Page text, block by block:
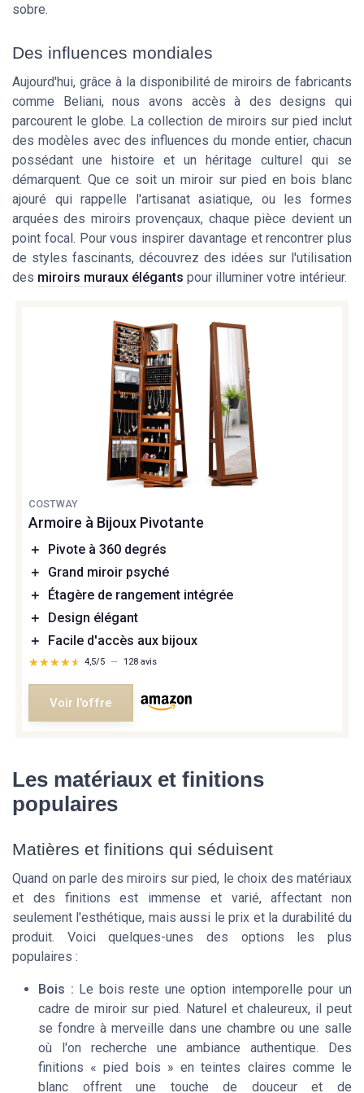
sobre.
Des influences mondiales
Aujourd'hui, grâce à la disponibilité de miroirs de fabricants
comme Beliani, nous avons accès à des designs qui
parcourent le globe. La collection de miroirs sur pied inclut
des modèles avec des influences du monde entier, chacun
possédant une histoire et un héritage culturel qui se
démarquent. Que ce soit un miroir sur pied en bois blanc
ajouré qui rappelle l'artisanat asiatique, ou les formes
arquées des miroirs provençaux, chaque pièce devient un
point focal. Pour vous inspirer davantage et rencontrer plus
de styles fascinants, découvrez des idées sur l'utilisation
des miroirs muraux élégants pour illuminer votre intérieur.
COSTWAY
Armoire à Bijoux Pivotante
＋
Pivote à 360 degrés
＋
Grand miroir psyché
＋
Étagère de rangement intégrée
＋
Design élégant
＋
Facile d'accès aux bijoux
★★★★★
★★★★★ 4,5/5 — 128 avis
Voir l'offre
Les matériaux et finitions
populaires
Matières et finitions qui séduisent
Quand on parle des miroirs sur pied, le choix des matériaux
et des finitions est immense et varié, affectant non
seulement l'esthétique, mais aussi le prix et la durabilité du
produit. Voici quelques-unes des options les plus
populaires :
Bois : Le bois reste une option intemporelle pour un
cadre de miroir sur pied. Naturel et chaleureux, il peut
se fondre à merveille dans une chambre ou une salle
où l'on recherche une ambiance authentique. Des
finitions « pied bois » en teintes claires comme le
blanc offrent une touche de douceur et de